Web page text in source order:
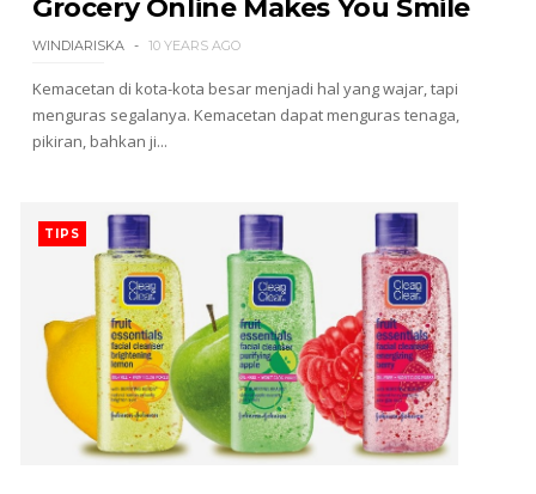
Grocery Online Makes You Smile
WINDIARISKA 10 YEARS AGO
Kemacetan di kota-kota besar menjadi hal yang wajar, tapi
menguras segalanya. Kemacetan dapat menguras tenaga,
pikiran, bahkan ji...
TIPS